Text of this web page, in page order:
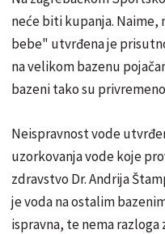
neće biti kupanja. Naime,
bebe" utvrđena je
na velikom bazenu
bazeni tako su
Neispravnost vode
uzorkovanja vode koje
zdravstvo Dr. Andrija
je voda na ostalim
ispravna, te nema razloga